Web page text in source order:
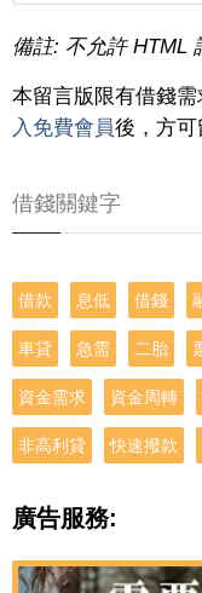
備註: 不允許 HTML
本留言版限有借錢需
入免費會員後，方可
借錢關鍵字
借款 息低 借錢
車貸 急需 二胎
資金需求 資金周轉
非高利貸 快速撥款
廣告服務: